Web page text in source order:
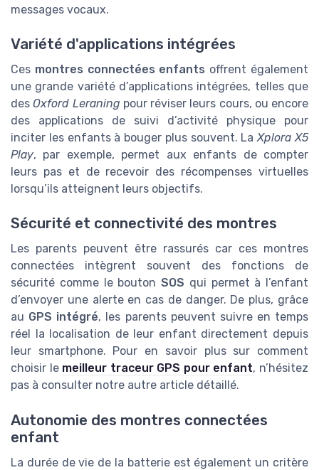
messages vocaux.
Variété d'applications intégrées
Ces montres connectées enfants offrent également
une grande variété d’applications intégrées, telles que
desOxford Leraning pour réviser leurs cours, ou encore
des applications de suivi d’activité physique pour
inciter les enfants à bouger plus souvent. LaXplora X5
Play, par exemple, permet aux enfants de compter
leurs pas et de recevoir des récompenses virtuelles
lorsqu’ils atteignent leurs objectifs.
Sécurité et connectivité des montres
Les parents peuvent être rassurés car ces montres
connectées intègrent souvent des fonctions de
sécurité comme le bouton SOS qui permet à l’enfant
d’envoyer une alerte en cas de danger. De plus, grâce
au GPS intégré, les parents peuvent suivre en temps
réel la localisation de leur enfant directement depuis
leur smartphone. Pour en savoir plus sur comment
choisir le meilleur traceur GPS pour enfant, n’hésitez
pas à consulter notre autre article détaillé.
Autonomie des montres connectées
enfant
La durée de vie de la batterie est également un critère